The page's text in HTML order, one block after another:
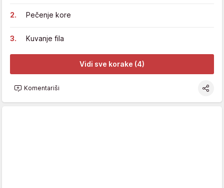
Pečenje kore
Kuvanje fila
Vidi sve korake (4)
Komentariši